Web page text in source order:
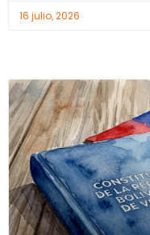
16 julio, 2026